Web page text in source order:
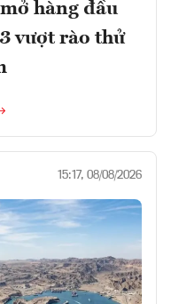
hàng đầu
vượt rào thử
15:17, 08/08/2026